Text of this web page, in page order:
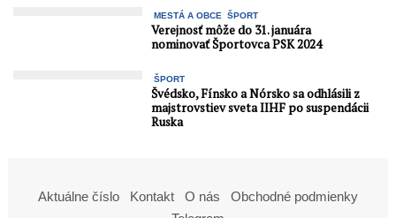
MESTÁ A OBCE ŠPORT
Verejnosť môže do 31. januára
nominovať Športovca PSK 2024
ŠPORT
Švédsko, Fínsko a Nórsko sa odhlásili z
majstrovstiev sveta IIHF po suspendácii
Ruska
Aktuálne číslo Kontakt O nás
Obchodné podmienky